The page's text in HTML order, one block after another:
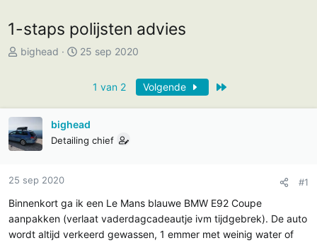
1-staps polijsten advies
T
s
t
e
r
bighead
S
d
a
25 sep 2020
1 van 2 Volgende
bighead
Detailing chief
25 sep 2020 #1
Binnenkort ga ik een Le Mans blauwe BMW E92 Coupe
aanpakken (verlaat vaderdagcadeautje ivm tijdgebrek). De auto
wordt altijd verkeerd gewassen, 1 emmer met weinig water of